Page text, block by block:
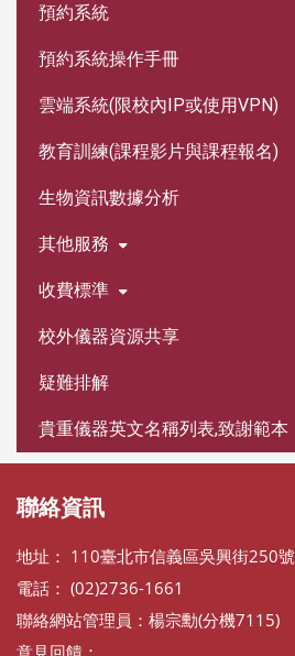
預約系統
預約系統操作手冊
雲端系統(限校內IP或使用VPN)
教育訓練(課程影片與課程報名)
生物資訊數據分析
其他服務
收費標準
校外儀器資源共享
疑難排解
貴重儀器英文名稱列表,致謝範本
聯絡資訊
地址： 110臺北市信義區吳興街250號
電話： (02)2736-1661
聯絡網站管理員：楊宗勳(分機7115)
意見回饋：